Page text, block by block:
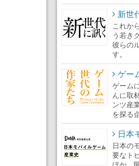
新世
これか
う若き
彼らの
す。
ゲー
ゲーム
んに取
ンツ産
を探る
日本
日本の
要なト